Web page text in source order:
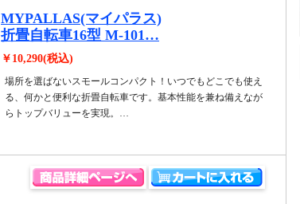
MYPALLAS(マイパラス)
折畳自転車16型 M-101…
￥10,290(税込)
場所を選ばないスモールコンパクト！いつでもどこでも使え
る、何かと便利な折畳自転車です。基本性能を兼ね備えなが
らトップバリューを実現。…